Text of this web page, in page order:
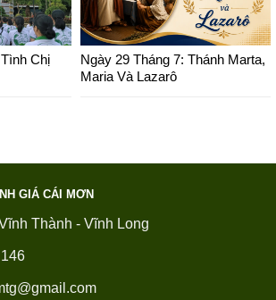
Chị
Ngày 29 Tháng 7: Thánh Marta,
Maria Và Lazarô
GIÁ CÁI MƠN
Thành - Vĩnh Long